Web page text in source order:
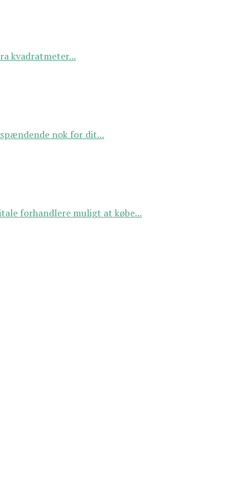
kvadratmeter...
nok for dit...
forhandlere muligt at købe...